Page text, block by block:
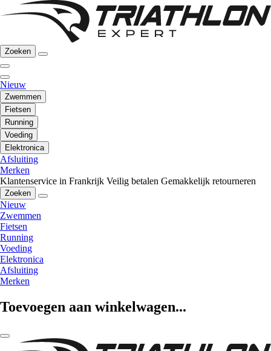
Zoeken
Nieuw
Zwemmen
Fietsen
Running
Voeding
Elektronica
Afsluiting
Merken
Klantenservice in Frankrijk Veilig betalen Gemakkelijk retourneren
Zoeken
Nieuw
Zwemmen
Fietsen
Running
Voeding
Elektronica
Afsluiting
Merken
Toevoegen aan winkelwagen...